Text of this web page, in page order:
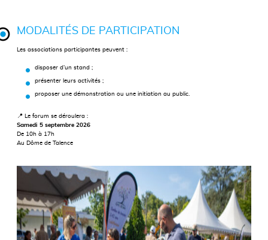
MODALITÉS DE PARTICIPATION
Les associations participantes peuvent :
disposer d’un stand ;
présenter leurs activités ;
proposer une démonstration ou une initiation au public.
📍 Le forum se déroulera :
Samedi 5 septembre 2026
De 10h à 17h
Au Dôme de Talence